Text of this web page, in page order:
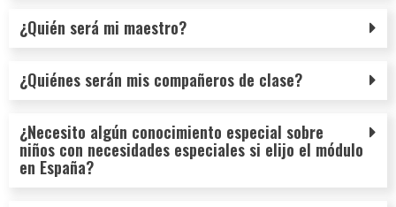
¿Quién será mi maestro?
¿Quiénes serán mis compañeros de clase?
¿Necesito algún conocimiento especial sobre
niños con necesidades especiales si elijo el módulo
en España?